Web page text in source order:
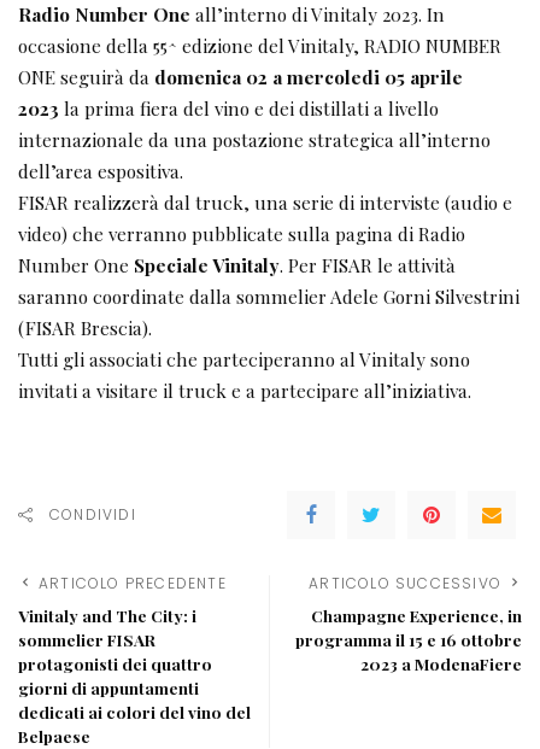
Radio Number One all’interno di Vinitaly 2023. In
occasione della 55^ edizione del Vinitaly, RADIO NUMBER
ONE seguirà da domenica 02 a mercoledi 05 aprile
2023 la prima fiera del vino e dei distillati a livello
internazionale da una postazione strategica all’interno
dell’area espositiva.
FISAR realizzerà dal truck, una serie di interviste (audio e
video) che verranno pubblicate sulla pagina di Radio
Number One Speciale Vinitaly. Per FISAR le attività
saranno coordinate dalla sommelier Adele Gorni Silvestrini
(FISAR Brescia).
Tutti gli associati che parteciperanno al Vinitaly sono
invitati a visitare il truck e a partecipare all’iniziativa.
CONDIVIDI
ARTICOLO PRECEDENTE
Vinitaly and The City: i
sommelier FISAR
protagonisti dei quattro
giorni di appuntamenti
dedicati ai colori del vino del
Belpaese
ARTICOLO SUCCESSIVO
Champagne Experience, in
programma il 15 e 16 ottobre
2023 a ModenaFiere